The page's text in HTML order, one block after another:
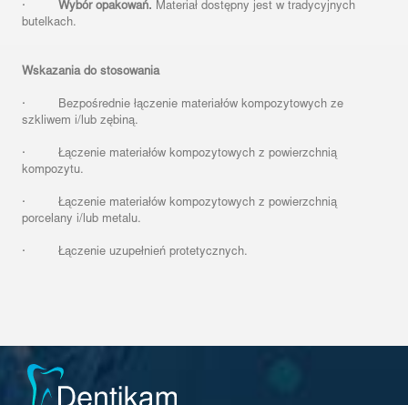
· Wybór opakowań. Materiał dostępny jest w tradycyjnych
butelkach.
Wskazania do stosowania
· Bezpośrednie łączenie materiałów kompozytowych ze
szkliwem i/lub zębiną.
· Łączenie materiałów kompozytowych z powierzchnią
kompozytu.
· Łączenie materiałów kompozytowych z powierzchnią
porcelany i/lub metalu.
· Łączenie uzupełnień protetycznych.